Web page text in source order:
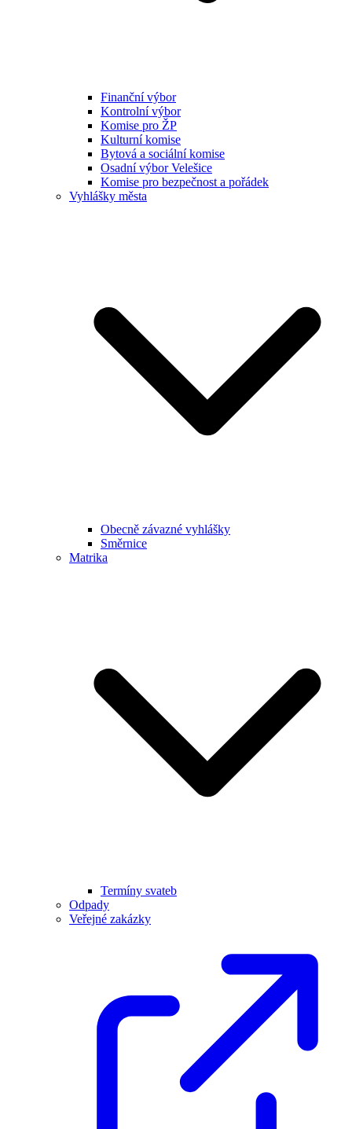
Finanční výbor
Kontrolní výbor
Komise pro ŽP
Kulturní komise
Bytová a sociální komise
Osadní výbor Velešice
Komise pro bezpečnost a pořádek
Vyhlášky města
Obecně závazné vyhlášky
Směrnice
Matrika
Termíny svateb
Odpady
Veřejné zakázky